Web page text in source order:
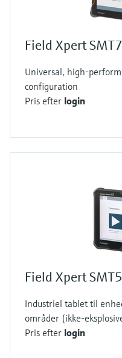
Field Xpert
Universal, high-
configuration
Pris efter login
Field Xpert
Industriel tablet til
områder (ikke-
Pris efter login